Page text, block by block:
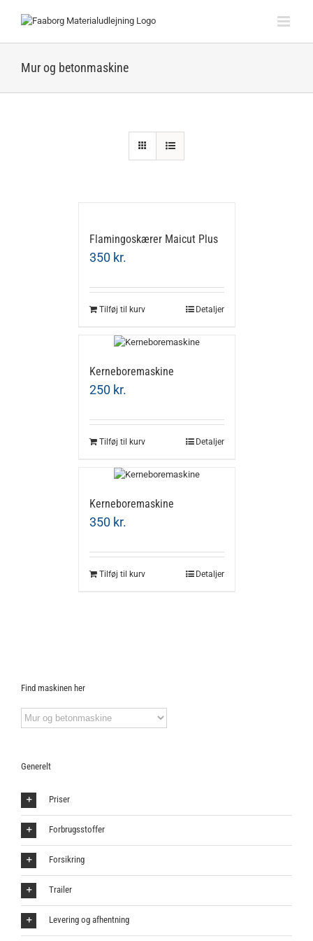
Mur og betonmaskine
Flamingoskærer Maicut Plus
350 kr.
Tilføj til kurv Detaljer
Kerneboremaskine
250 kr.
Tilføj til kurv Detaljer
Kerneboremaskine
350 kr.
Tilføj til kurv Detaljer
Find maskinen her
Generelt
Priser
Forbrugsstoffer
Forsikring
Trailer
Levering og afhentning